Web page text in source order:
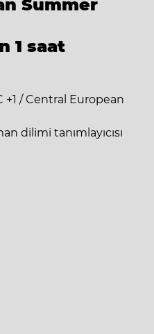
Summer
1 saat
+1 / Central European
dilimi tanımlayıcısı